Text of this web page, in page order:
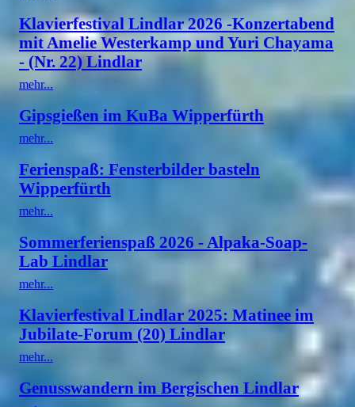
Klavierfestival Lindlar 2026 -Konzertabend
mit Amelie Westerkamp und Yuri Chayama
- (Nr. 22) Lindlar
mehr...
Gipsgießen im KuBa Wipperfürth
mehr...
Ferienspaß: Fensterbilder basteln
Wipperfürth
mehr...
Sommerferienspaß 2026 - Alpaka-Soap-
Lab Lindlar
mehr...
Klavierfestival Lindlar 2025: Matinee im
Jubilate-Forum (20) Lindlar
mehr...
Genusswandern im Bergischen Lindlar